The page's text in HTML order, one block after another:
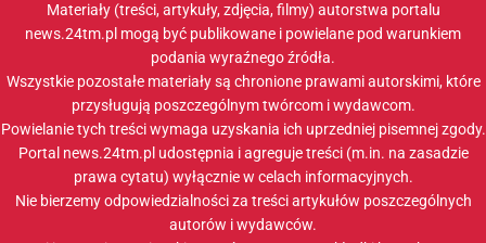
Materiały (treści, artykuły, zdjęcia, filmy) autorstwa portalu
news.24tm.pl mogą być publikowane i powielane pod warunkiem
podania wyraźnego źródła.
Wszystkie pozostałe materiały są chronione prawami autorskimi, które
przysługują poszczególnym twórcom i wydawcom.
Powielanie tych treści wymaga uzyskania ich uprzedniej pisemnej zgody.
Portal news.24tm.pl udostępnia i agreguje treści (m.in. na zasadzie
prawa cytatu) wyłącznie w celach informacyjnych.
Nie bierzemy odpowiedzialności za treści artykułów poszczególnych
autorów i wydawców.